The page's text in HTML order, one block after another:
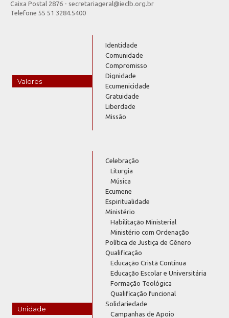
Caixa Postal 2876 - secretariageral@ieclb.org.br
Telefone 55 51 3284.5400
Valores
Identidade
Comunidade
Compromisso
Dignidade
Ecumenicidade
Gratuidade
Liberdade
Missão
Unidade
Celebração
Liturgia
Música
Ecumene
Espiritualidade
Ministério
Habilitação Ministerial
Ministério com Ordenação
Política de Justiça de Gênero
Qualificação
Educação Cristã Contínua
Educação Escolar e Universitária
Formação Teológica
Qualificação funcional
Solidariedade
Campanhas de Apoio